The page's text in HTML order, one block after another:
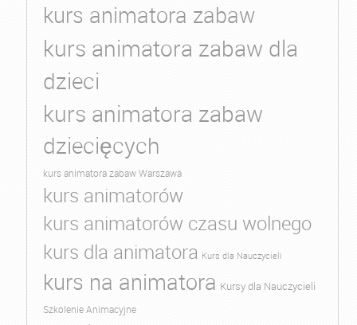
kurs animatora zabaw
kurs animatora zabaw dla
dzieci
kurs animatora zabaw
dziecięcych
kurs animatora zabaw Warszawa
kurs animatorów
kurs animatorów czasu wolnego
kurs dla animatora Kurs dla Nauczycieli
kurs na animatora Kursy dla Nauczycieli
Szkolenie Animacyjne